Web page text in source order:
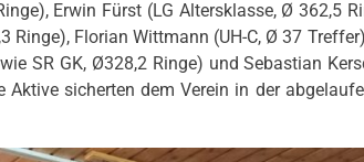
Erwin Fürst (LG Altersklasse, Ø 362,5
Ringe), Florian Wittmann (UH-C, Ø 37
SR GK, Ø328,2 Ringe) und Sebastian
sicherten dem Verein in der